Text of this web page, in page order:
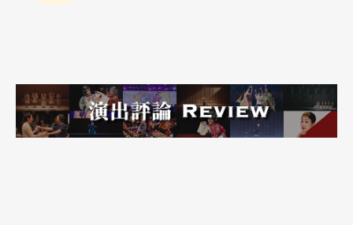
以自发完成演出的。」